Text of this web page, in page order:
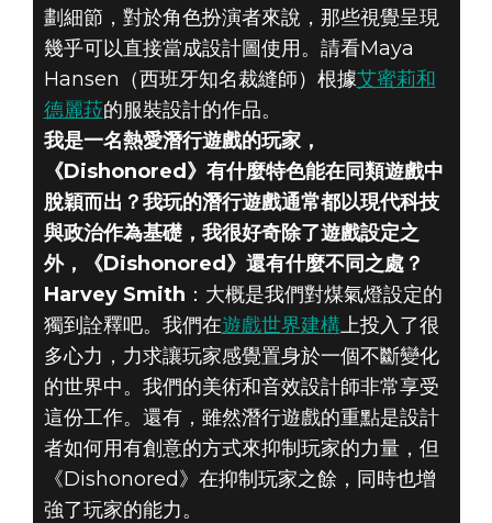
劃細節，對於角色扮演者來說，那些視覺呈現
幾乎可以直接當成設計圖使用。請看Maya
Hansen（西班牙知名裁縫師）根據艾蜜莉和
德麗菈的服裝設計的作品。
我是一名熱愛潛行遊戲的玩家，
《Dishonored》有什麼特色能在同類遊戲中
脫穎而出？我玩的潛行遊戲通常都以現代科技
與政治作為基礎，我很好奇除了遊戲設定之
外，《Dishonored》還有什麼不同之處？
Harvey Smith ：大概是我們對煤氣燈設定的
獨到詮釋吧。我們在遊戲世界建構上投入了很
多心力，力求讓玩家感覺置身於一個不斷變化
的世界中。我們的美術和音效設計師非常享受
這份工作。還有，雖然潛行遊戲的重點是設計
者如何用有創意的方式來抑制玩家的力量，但
《Dishonored》在抑制玩家之餘，同時也增
強了玩家的能力。